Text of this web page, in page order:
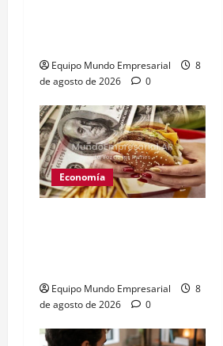
Equipo Mundo Empresarial
8
de agosto de 2026
0
Economía
Equipo Mundo Empresarial
8
de agosto de 2026
0